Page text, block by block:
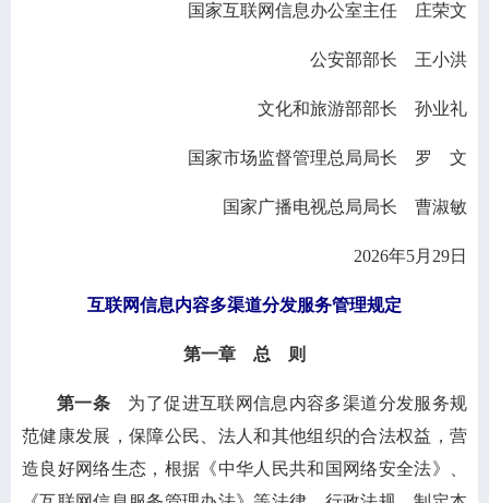
国家互联网信息办公室主任 庄荣文
公安部部长 王小洪
文化和旅游部部长 孙业礼
国家市场监督管理总局局长 罗 文
国家广播电视总局局长 曹淑敏
2026年5月29日
互联网信息内容多渠道分发服务管理规定
第一章 总 则
第一条 为了促进互联网信息内容多渠道分发服务规
范健康发展，保障公民、法人和其他组织的合法权益，营
造良好网络生态，根据《中华人民共和国网络安全法》、